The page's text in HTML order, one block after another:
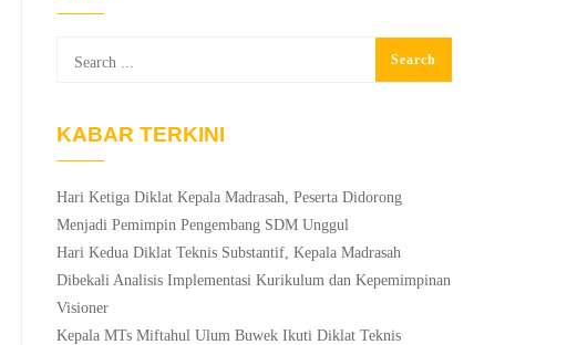
KABAR TERKINI
Hari Ketiga Diklat Kepala Madrasah, Peserta Didorong
Menjadi Pemimpin Pengembang SDM Unggul
Hari Kedua Diklat Teknis Substantif, Kepala Madrasah
Dibekali Analisis Implementasi Kurikulum dan Kepemimpinan
Visioner
Kepala MTs Miftahul Ulum Buwek Ikuti Diklat Teknis